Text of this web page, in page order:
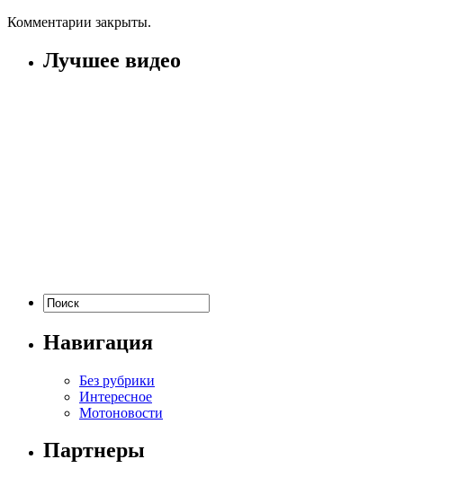
Комментарии закрыты.
Лучшее видео
Навигация
Без рубрики
Интересное
Мотоновости
Партнеры